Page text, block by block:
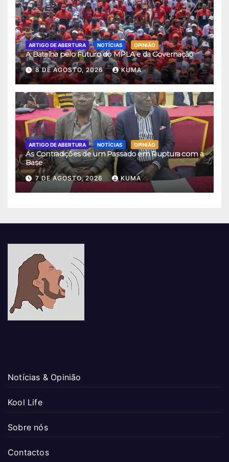
ARTIGO DE ABERTURA NOTÍCIAS OPINIÃO
A Batalha pelo Futuro do MPLA e da Governação
8 DE AGOSTO, 2026 KUMA
ARTIGO DE ABERTURA NOTÍCIAS OPINIÃO
As Contradições de um Passado em Ruptura com a
Base
7 DE AGOSTO, 2026 KUMA
Notícias & Opinião
Kool Life
Sobre nós
Contactos